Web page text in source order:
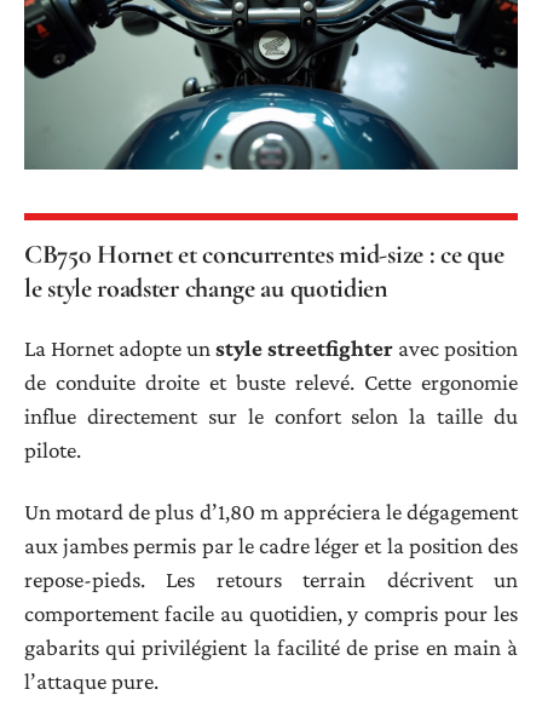
CB750 Hornet et concurrentes mid-size : ce que
le style roadster change au quotidien
La Hornet adopte unstyle streetfighter avec position
de conduite droite et buste relevé. Cette ergonomie
influe directement sur le confort selon la taille du
pilote.
Un motard de plus d’1,80 m appréciera le dégagement
aux jambes permis par le cadre léger et la position des
repose-pieds. Les retours terrain décrivent un
comportement facile au quotidien, y compris pour les
gabarits qui privilégient la facilité de prise en main à
l’attaque pure.